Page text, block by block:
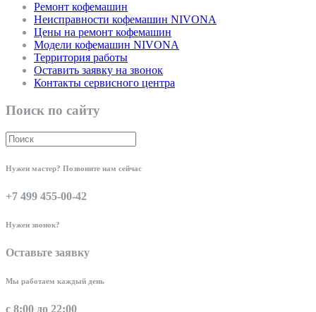
Ремонт кофемашин
Неисправности кофемашин NIVONA
Цены на ремонт кофемашин
Модели кофемашин NIVONA
Территория работы
Оставить заявку на звонок
Контакты сервисного центра
Поиск по сайту
Нужен мастер? Позвоните нам сейчас
+7 499 455-00-42
Нужен звонок?
Оставьте заявку
Мы работаем каждый день
с 8:00 до 22:00